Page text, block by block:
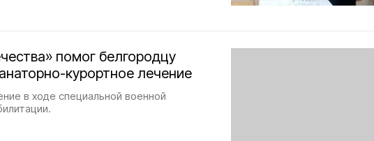
помог белгородцу
курортное лечение
в ходе специальной военной